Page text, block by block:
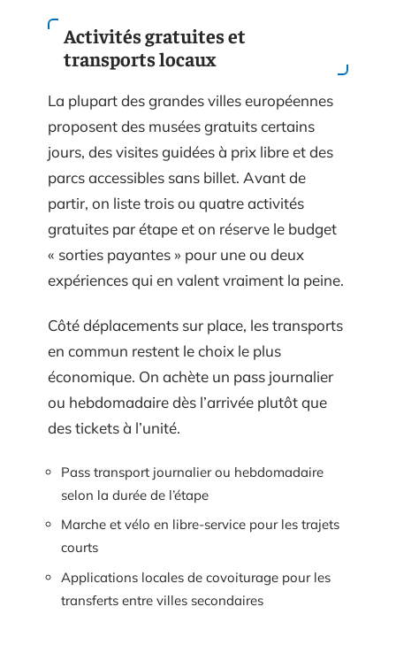
Activités gratuites et
transports locaux
La plupart des grandes villes européennes
proposent des musées gratuits certains
jours, des visites guidées à prix libre et des
parcs accessibles sans billet. Avant de
partir, on liste trois ou quatre activités
gratuites par étape et on réserve le budget
« sorties payantes » pour une ou deux
expériences qui en valent vraiment la peine.
Côté déplacements sur place, les transports
en commun restent le choix le plus
économique. On achète un pass journalier
ou hebdomadaire dès l’arrivée plutôt que
des tickets à l’unité.
Pass transport journalier ou hebdomadaire
selon la durée de l’étape
Marche et vélo en libre-service pour les trajets
courts
Applications locales de covoiturage pour les
transferts entre villes secondaires